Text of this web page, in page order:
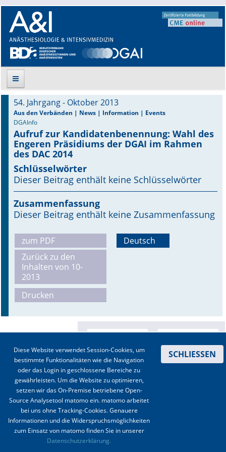
Suche
Aktuelle Ausgabe
Leitlinien
Archiv
Supplements
Supplements OrphanAnesthesia
Online First
A&I English
Mediadaten
Bestell-Service
Stellenmarkt
Kongresskalender
54. Jahrgang - Oktober 2013
Aus den Verbänden | News | Information | Events
DGAInfo
Aufruf zur Kandidatenbenennung: Wahl des
Engeren Präsidiums der DGAI im Rahmen
des DAC 2014
Schlüsselwörter
Dieser Beitrag enthält keine Schlüsselwörter
Zusammenfassung
Dieser Beitrag enthält keine Zusammenfassung
zum PDF
Zurück zu den
Inhalten von 10-
2013
Drucken
Deutsch
Impressum Datenschutz
Diese Website verwendet Session-Cookies, um
bestimmte Funktionalitäten wie die Navigation
oder das Login in geschlossene Bereiche zu
gewährleisten. Um die Website zu optimieren,
setzen wir das On-Premise betriebene Open-
Source Analysetool matomo ein. matomo arbeitet
bei uns ohne Tracking-Cookies. Genauere
Informationen und die Widerspruchsmöglichkeiten
zum Einsatz von matomo finden Sie in unserer
Datenschutzerklärung.
SCHLIESSEN